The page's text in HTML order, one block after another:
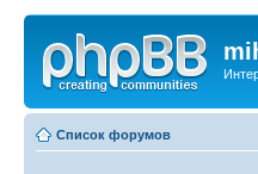
Список форумов